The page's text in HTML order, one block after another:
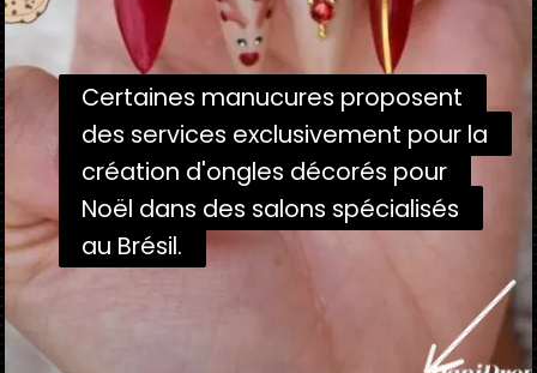
Certaines manucures proposent
des services exclusivement pour la
création d'ongles décorés pour
Noël dans des salons spécialisés
au Brésil.
Certaines manucures proposent
des services exclusivement pour la
création d'ongles décorés pour
Noël dans des salons spécialisés
au Brésil.